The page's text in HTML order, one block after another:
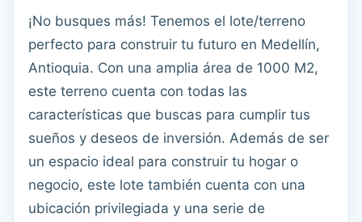
¡No busques más! Tenemos el lote/terreno
perfecto para construir tu futuro en Medellín,
Antioquia. Con una amplia área de 1000 M2,
este terreno cuenta con todas las
características que buscas para cumplir tus
sueños y deseos de inversión. Además de ser
un espacio ideal para construir tu hogar o
negocio, este lote también cuenta con una
ubicación privilegiada y una serie de